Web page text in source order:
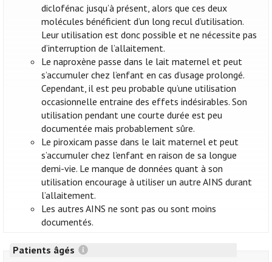
diclofénac jusqu’à présent, alors que ces deux
molécules bénéficient d’un long recul d’utilisation.
Leur utilisation est donc possible et ne nécessite pas
d’interruption de l’allaitement.
Le naproxène passe dans le lait maternel et peut
s’accumuler chez l’enfant en cas d’usage prolongé.
Cependant, il est peu probable qu’une utilisation
occasionnelle entraine des effets indésirables. Son
utilisation pendant une courte durée est peu
documentée mais probablement sûre.
Le piroxicam passe dans le lait maternel et peut
s’accumuler chez l’enfant en raison de sa longue
demi-vie. Le manque de données quant à son
utilisation encourage à utiliser un autre AINS durant
l’allaitement.
Les autres AINS ne sont pas ou sont moins
documentés.
Patients âgés